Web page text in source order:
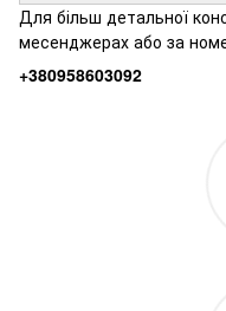
Для більш детальної
месенджерах або за
+380958603092